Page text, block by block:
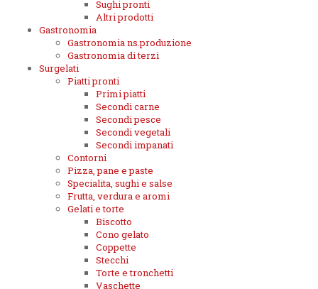
Sughi pronti
Altri prodotti
Gastronomia
Gastronomia ns.produzione
Gastronomia di terzi
Surgelati
Piatti pronti
Primi piatti
Secondi carne
Secondi pesce
Secondi vegetali
Secondi impanati
Contorni
Pizza, pane e paste
Specialita, sughi e salse
Frutta, verdura e aromi
Gelati e torte
Biscotto
Cono gelato
Coppette
Stecchi
Torte e tronchetti
Vaschette